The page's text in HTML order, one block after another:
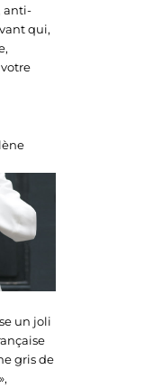
anti-
qui,
un joli
gris de